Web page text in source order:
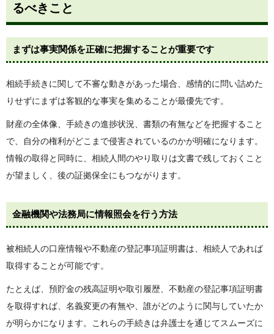
るべきこと
まずは事実関係を正確に把握することが重要です
相続手続きに関して不審な動きがあった場合、感情的に問い詰めた
りせずにまずは客観的な事実を集めることが最優先です。
財産の全体像、手続きの進捗状況、書類の有無などを把握すること
で、自分の権利がどこまで侵害されているのかが明確になります。
情報の取得と同時に、相続人間のやり取りは文書で残しておくこと
が望ましく、後の証拠保全にもつながります。
金融機関や法務局に情報照会を行う方法
被相続人の口座情報や不動産の登記事項証明書は、相続人であれば
取得することが可能です。
たとえば、預貯金の残高証明や取引履歴、不動産の登記事項証明書
を取得すれば、名義変更の有無や、誰がどのように関与していたか
が明らかになります。これらの手続きは弁護士を通じてスムーズに